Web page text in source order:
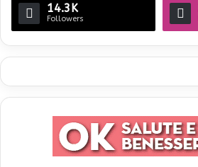
14.3K
Followers